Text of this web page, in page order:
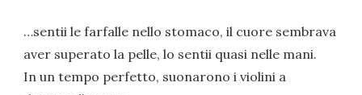
…sentii le farfalle nello stomaco, il cuore sembrava
aver superato la pelle, lo sentii quasi nelle mani.
In un tempo perfetto, suonarono i violini a